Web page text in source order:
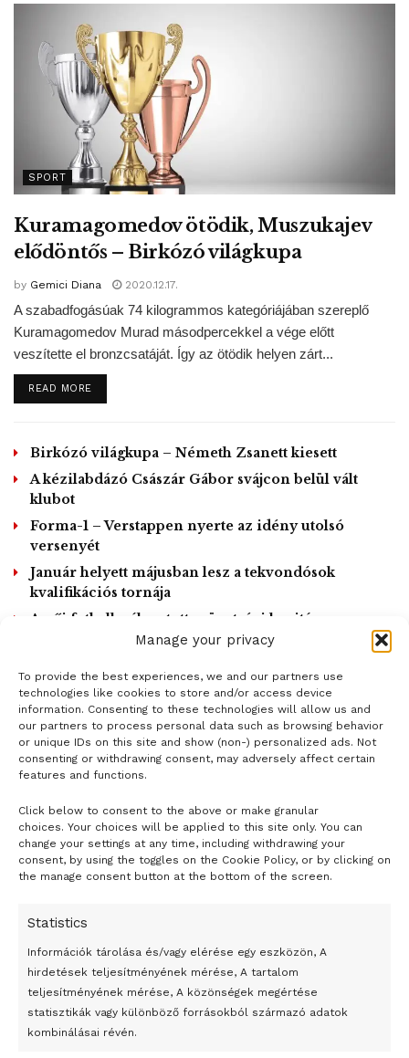
Manage your privacy
To provide the best experiences, we and our partners use
technologies like cookies to store and/or access device
information. Consenting to these technologies will allow us and
our partners to process personal data such as browsing behavior
or unique IDs on this site and show (non-) personalized ads. Not
consenting or withdrawing consent, may adversely affect certain
features and functions.
Click below to consent to the above or make granular
choices. Your choices will be applied to this site only. You can
change your settings at any time, including withdrawing your
consent, by using the toggles on the Cookie Policy, or by clicking on
the manage consent button at the bottom of the screen.
Statistics
Információk tárolása és/vagy elérése egy eszközön, A
hirdetések teljesítményének mérése, A tartalom
teljesítményének mérése, A közönségek megértése
statisztikák vagy különböző forrásokból származó adatok
kombinálásai révén.
Spanyolország
SPORT
Kuramagomedov ötödik, Muszukajev
elődöntős – Birkózó világkupa
by Gemici Diana 2020.12.17.
A szabadfogásúak 74 kilogrammos kategóriájában szereplő
Kuramagomedov Murad másodpercekkel a vége előtt
veszítette el bronzcsatáját. Így az ötödik helyen zárt...
READ MOREDETAILS
Birkózó világkupa – Németh Zsanett kiesett
A kézilabdázó Császár Gábor svájcon belül vált
klubot
Forma-1 – Verstappen nyerte az idény utolsó
versenyét
Január helyett májusban lesz a tekvondósok
kvalifikációs tornája
A női futball-válogatott szövetségi kapitánya
LOAD MORE
- H I R D E T É S -